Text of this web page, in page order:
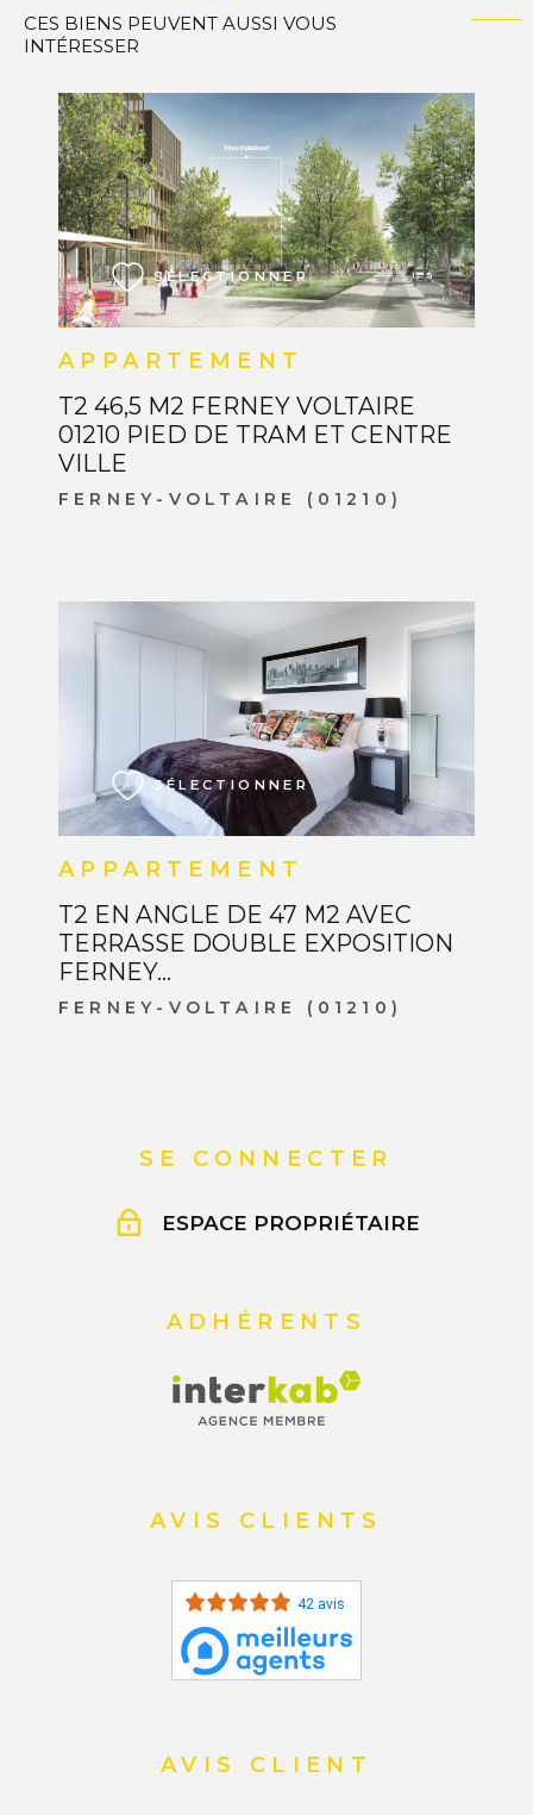
CES BIENS PEUVENT AUSSI VOUS
INTÉRESSER
APPARTEMENT
T2 46,5 M2 FERNEY VOLTAIRE
01210 PIED DE TRAM ET CENTRE
VILLE
FERNEY-VOLTAIRE (01210)
SÉLECTIONNER
VOIR LE BIEN
APPARTEMENT
T2 EN ANGLE DE 47 M2 AVEC
TERRASSE DOUBLE EXPOSITION
FERNEY...
FERNEY-VOLTAIRE (01210)
SÉLECTIONNER
VOIR LE BIEN
SE CONNECTER
ESPACE PROPRIÉTAIRE
ADHÉRENTS
AVIS CLIENTS
42 avis
AVIS CLIENT